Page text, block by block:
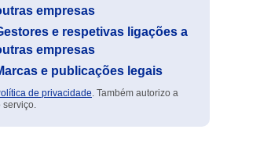
empresas
e respetivas ligações a
empresas
e publicações legais
de privacidade. Também autorizo a
serviço.